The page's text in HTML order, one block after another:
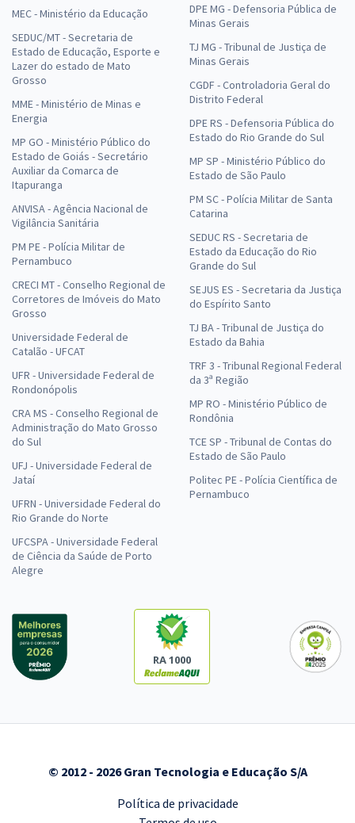
MEC - Ministério da Educação
SEDUC/MT - Secretaria de
Estado de Educação, Esporte e
Lazer do estado de Mato
Grosso
MME - Ministério de Minas e
Energia
MP GO - Ministério Público do
Estado de Goiás - Secretário
Auxiliar da Comarca de
Itapuranga
ANVISA - Agência Nacional de
Vigilância Sanitária
PM PE - Polícia Militar de
Pernambuco
CRECI MT - Conselho Regional de
Corretores de Imóveis do Mato
Grosso
Universidade Federal de
Catalão - UFCAT
UFR - Universidade Federal de
Rondonópolis
CRA MS - Conselho Regional de
Administração do Mato Grosso
do Sul
UFJ - Universidade Federal de
Jataí
UFRN - Universidade Federal do
Rio Grande do Norte
UFCSPA - Universidade Federal
de Ciência da Saúde de Porto
Alegre
DPE MG - Defensoria Pública de
Minas Gerais
TJ MG - Tribunal de Justiça de
Minas Gerais
CGDF - Controladoria Geral do
Distrito Federal
DPE RS - Defensoria Pública do
Estado do Rio Grande do Sul
MP SP - Ministério Público do
Estado de São Paulo
PM SC - Polícia Militar de Santa
Catarina
SEDUC RS - Secretaria de
Estado da Educação do Rio
Grande do Sul
SEJUS ES - Secretaria da Justiça
do Espírito Santo
TJ BA - Tribunal de Justiça do
Estado da Bahia
TRF 3 - Tribunal Regional Federal
da 3ª Região
MP RO - Ministério Público de
Rondônia
TCE SP - Tribunal de Contas do
Estado de São Paulo
Politec PE - Polícia Científica de
Pernambuco
RA 1000
© 2012 - 2026 Gran Tecnologia e Educação S/A
Política de privacidade